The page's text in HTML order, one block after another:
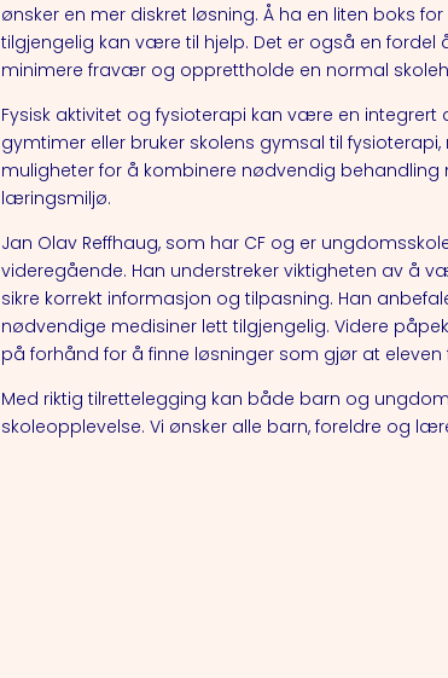
ønsker en mer diskret løsning. Å ha en liten boks
tilgjengelig kan være til hjelp. Det er også en fordel
minimere fravær og opprettholde en normal
Fysisk aktivitet og fysioterapi kan være en integrert
gymtimer eller bruker skolens gymsal til
muligheter for å kombinere nødvendig
læringsmiljø.
Jan Olav Reffhaug, som har CF og er
videregående. Han understreker viktigheten av å
sikre korrekt informasjon og tilpasning. Han
nødvendige medisiner lett tilgjengelig. Videre
på forhånd for å finne løsninger som gjør at
Med riktig tilrettelegging kan både barn og
skoleopplevelse. Vi ønsker alle barn, foreldre og